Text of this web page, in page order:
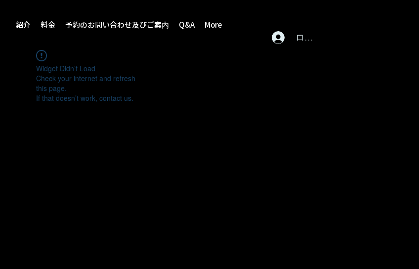
紹介 料金 予約のお問い合わせ及びご案内 Q&A More
ログイン
Widget Didn’t Load
Check your internet and refresh
this page.
If that doesn’t work, contact us.